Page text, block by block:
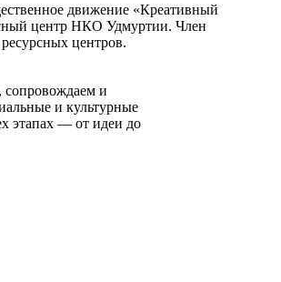
движение «Креативный
центр НКО Удмуртии. Член
центров.
и
и культурные
этапах — от идеи до